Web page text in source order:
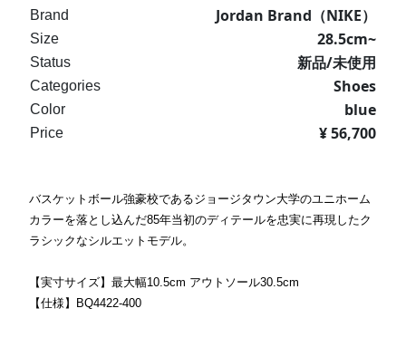
Brand
Jordan Brand（NIKE）
Size 28.5cm~
Status 新品/未使用
Categories Shoes
Color blue
Price ¥ 56,700
バスケットボール強豪校であるジョージタウン大学のユニホーム
カラーを落とし込んだ85年当初のディテールを忠実に再現したク
ラシックなシルエットモデル。
【実寸サイズ】最大幅10.5cm アウトソール30.5cm
【仕様】BQ4422-400